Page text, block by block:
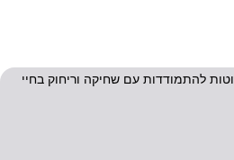
להתמודדות עם שחיקה וריחוק בחיי